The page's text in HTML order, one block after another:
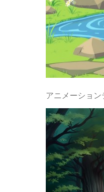
アニメーショ